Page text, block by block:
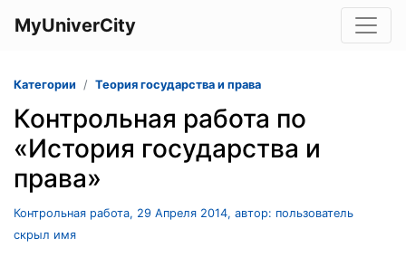
MyUniverCity
Категории Теория государства и права
Контрольная работа по
«История государства и
права»
Контрольная работа, 29 Апреля 2014, автор: пользователь
скрыл имя